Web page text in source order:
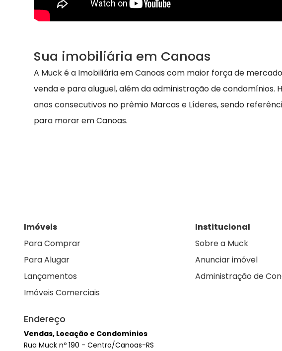
Sua imobiliária em Canoas
A Muck é a Imobiliária em Canoas com maior força de
venda e para aluguel, além da administração de condomínios.
anos consecutivos no prêmio Marcas e Líderes, sendo
para morar em Canoas.
Imóveis
Para Comprar
Para Alugar
Lançamentos
Imóveis Comerciais
Institucional
Sobre a Muck
Anunciar imóvel
Administração de
Endereço
Vendas, Locação e Condomínios
Rua Muck nº 190 - Centro/Canoas-RS